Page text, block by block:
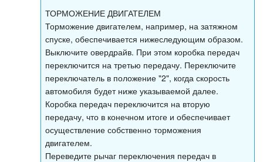
ТОРМОЖЕНИЕ ДВИГАТЕЛЕМ
Торможение двигателем, например, на затяжном
спуске, обеспечивается нижеследующим образом.
Выключите овердрайв. При этом коробка передач
переключится на третью передачу. Переключите
переключатель в положение "2", когда скорость
автомобиля будет ниже указываемой далее.
Коробка передач переключится на вторую
передачу, что в конечном итоге и обеспечивает
осуществление собственно торможения
двигателем.
Переведите рычаг переключения передач в